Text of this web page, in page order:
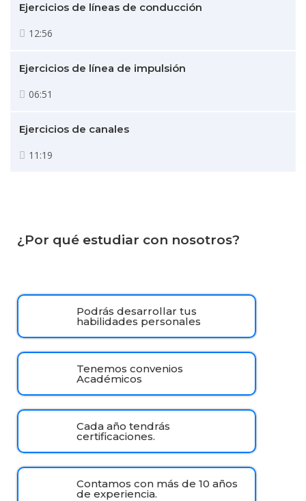
Ejercicios de líneas de conducción
12:56
Ejercicios de línea de impulsión
06:51
Ejercicios de canales
11:19
¿Por qué estudiar con nosotros?
Podrás desarrollar tus
habilidades personales
Tenemos convenios
Académicos
Cada año tendrás
certificaciones.
Contamos con más de 10 años
de experiencia.